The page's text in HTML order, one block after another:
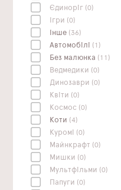
Єдиноріг (0)
Ігри (0)
Інше (36)
Автомобілі (1)
Без малюнка (11)
Ведмедики (0)
Динозаври (0)
Квіти (0)
Космос (0)
Коти (4)
Куромі (0)
Майнкрафт (0)
Мишки (0)
Мультфільми (0)
Папуги (0)